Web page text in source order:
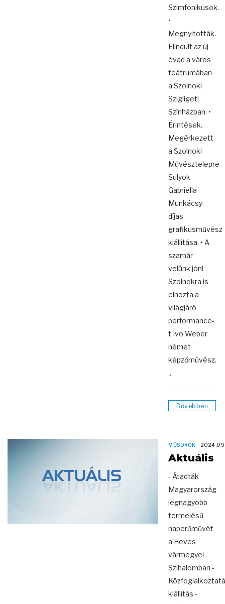
Szimfonikusok.
•
Megnyitották.
Elindult az új
évad a város
teátrumában
a Szolnoki
Szigligeti
Színházban. •
Érintések.
Megérkezett
a Szolnoki
Művésztelepre
Sulyok
Gabriella
Munkácsy-
díjas
grafikusművész
kiállítása. • A
szamár
velünk jön!
Szolnokra is
elhozta a
világjáró
performance-
t Ivo Weber
német
képzőművész.
...
Bővebben
MŰSOROK
Aktuális
- Átadták
Magyarország
legnagyobb
termelésű
naperőművét
a Heves
vármegyei
Szihalomban -
kiállítás -